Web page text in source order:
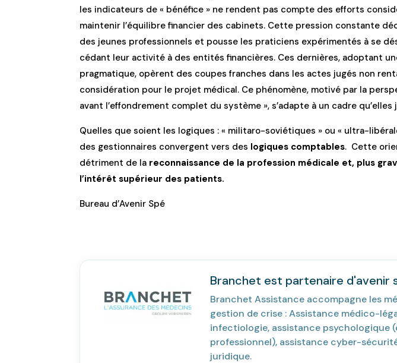
les indicateurs de « bénéfice » ne rendent pas compte des efforts
maintenir l’équilibre financier des cabinets. Cette pression constante
des jeunes professionnels et pousse les praticiens expérimentés à se
cédant leur activité à des entités financières. Ces dernières, adoptant
pragmatique, opèrent des coupes franches dans les actes jugés non
considération pour le projet médical. Ce phénomène, motivé par la
avant l’effondrement complet du système », s’adapte à un cadre
Quelles que soient les logiques : « militaro-soviétiques » ou « ultra-
des gestionnaires convergent vers des logiques comptables. Cette
détriment de la reconnaissance de la profession médicale et, plus
l’intérêt supérieur des patients.
Bureau d’Avenir Spé
Branchet est partenaire d'avenir
Branchet Assistance accompagne les
gestion de crise : Assistance médico-
infectiologie, assistance psychologique
professionnel), assistance cyber-
juridique.